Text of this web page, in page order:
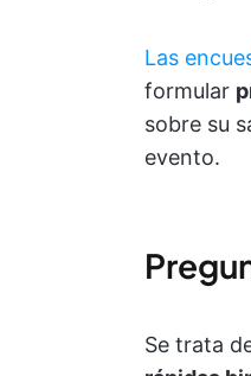
Las
formular
sobre su
evento.
Se trata